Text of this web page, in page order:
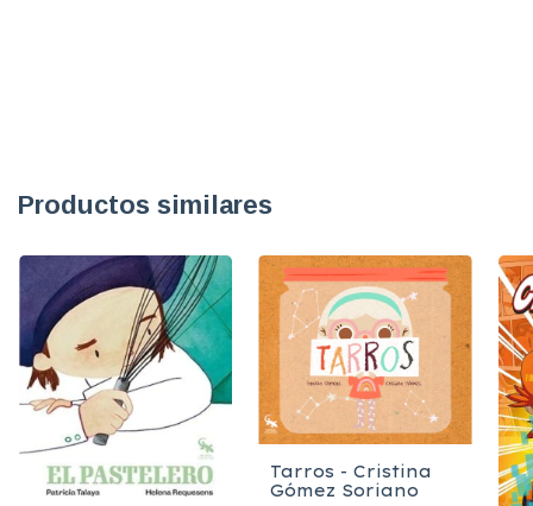
Productos similares
Tarros - Cristina
Gómez Soriano